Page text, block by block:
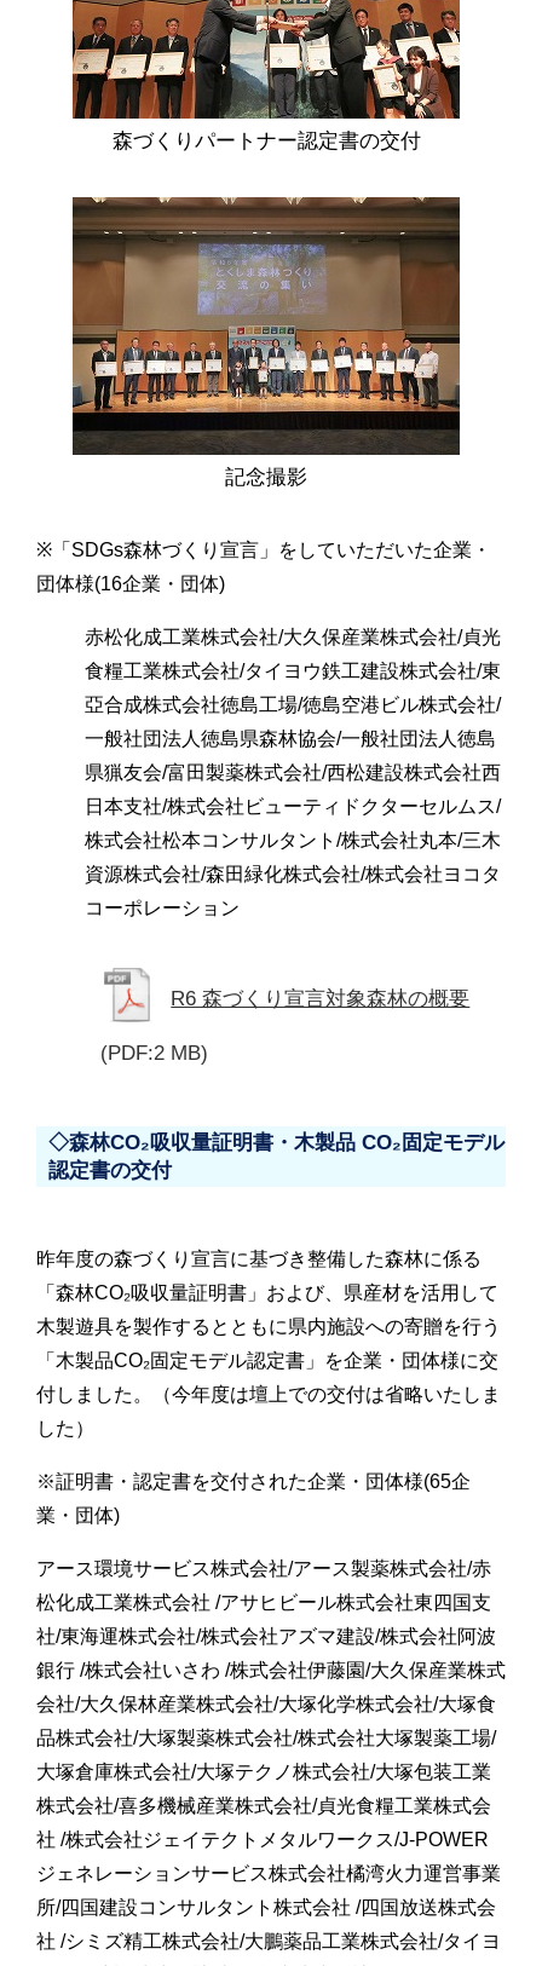
森づくりパートナー認定書の交付
記念撮影
※「SDGs森林づくり宣言」をしていただいた企業・
団体様(16企業・団体)
赤松化成工業株式会社/大久保産業株式会社/貞光
食糧工業株式会社/タイヨウ鉄工建設株式会社/東
亞合成株式会社徳島工場/徳島空港ビル株式会社/
一般社団法人徳島県森林協会/一般社団法人徳島
県猟友会/富田製薬株式会社/西松建設株式会社西
日本支社/株式会社ビューティドクターセルムス/
株式会社松本コンサルタント/株式会社丸本/三木
資源株式会社/森田緑化株式会社/株式会社ヨコタ
コーポレーション
R6 森づくり宣言対象森林の概要
(PDF:2 MB)
◇森林CO₂吸収量証明書・木製品 CO₂固定モデル
認定書の交付
昨年度の森づくり宣言に基づき整備した森林に係る
「森林CO₂吸収量証明書」および、県産材を活用して
木製遊具を製作するとともに県内施設への寄贈を行う
「木製品CO₂固定モデル認定書」を企業・団体様に交
付しました。（今年度は壇上での交付は省略いたしま
した）
※証明書・認定書を交付された企業・団体様(65企
業・団体)
アース環境サービス株式会社/アース製薬株式会社/赤
松化成工業株式会社 /アサヒビール株式会社東四国支
社/東海運株式会社/株式会社アズマ建設/株式会社阿波
銀行 /株式会社いさわ /株式会社伊藤園/大久保産業株式
会社/大久保林産業株式会社/大塚化学株式会社/大塚食
品株式会社/大塚製薬株式会社/株式会社大塚製薬工場/
大塚倉庫株式会社/大塚テクノ株式会社/大塚包装工業
株式会社/喜多機械産業株式会社/貞光食糧工業株式会
社 /株式会社ジェイテクトメタルワークス/J-POWER
ジェネレーションサービス株式会社橘湾火力運営事業
所/四国建設コンサルタント株式会社 /四国放送株式会
社 /シミズ精工株式会社/大鵬薬品工業株式会社/タイヨ